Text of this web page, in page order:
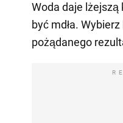
Woda daje
być mdła.
pożądanego